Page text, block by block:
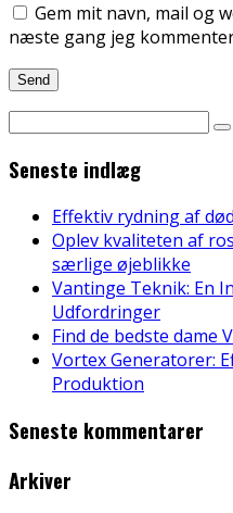
Gem mit navn, mail og
næste gang jeg
Seneste indlæg
Effektiv rydning af
Oplev kvaliteten af
særlige øjeblikke
Vantinge Teknik: En
Udfordringer
Find de bedste
Vortex Generatorer:
Produktion
Seneste kommentarer
Arkiver